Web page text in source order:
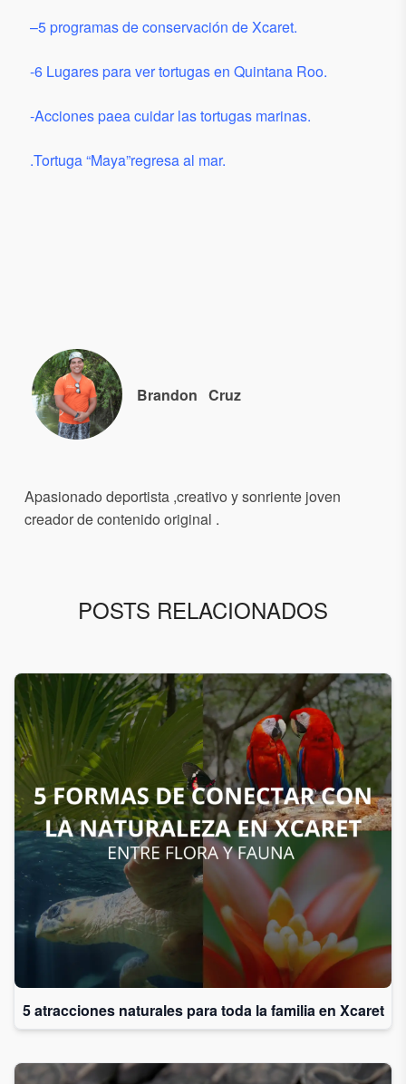
–5 programas de conservación de Xcaret.
-6 Lugares para ver tortugas en Quintana Roo.
-Acciones paea cuidar las tortugas marinas.
.Tortuga “Maya”regresa al mar.
Brandon Cruz
Apasionado deportista ,creativo y sonriente joven
creador de contenido original .
POSTS RELACIONADOS
5 atracciones naturales para toda la familia en Xcaret